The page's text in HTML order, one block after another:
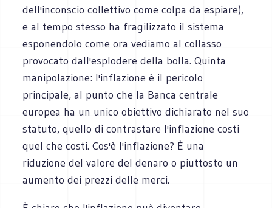
dell'inconscio collettivo come colpa da espiare),
e al tempo stesso ha fragilizzato il sistema
esponendolo come ora vediamo al collasso
provocato dall'esplodere della bolla. Quinta
manipolazione: l'inflazione è il pericolo
principale, al punto che la Banca centrale
europea ha un unico obiettivo dichiarato nel suo
statuto, quello di contrastare l'inflazione costi
quel che costi. Cos'è l'inflazione? È una
riduzione del valore del denaro o piuttosto un
aumento dei prezzi delle merci.